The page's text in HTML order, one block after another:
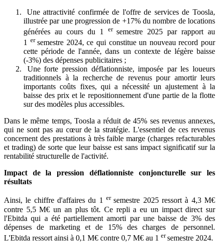
Une attractivité confirmée de l'offre de services de Toosla,
illustrée par une progression de +17% du nombre de locations
générées au cours du 1 er semestre 2025 par rapport au
1 ersemestre 2024, ce qui constitue un nouveau record pour
cette période de l'année, dans un contexte de légère baisse
(-3%) des dépenses publicitaires ;
Une forte pression déflationniste, imposée par les loueurs
traditionnels à la recherche de revenus pour amortir leurs
importants coûts fixes, qui a nécessité un ajustement à la
baisse des prix et le repositionnement d'une partie de la flotte
sur des modèles plus accessibles.
Dans le même temps, Toosla a réduit de 45% ses revenus annexes,
qui ne sont pas au cœur de la stratégie. L'essentiel de ces revenus
concernent des prestations à très faible marge (charges refacturables
et trading) de sorte que leur baisse est sans impact significatif sur la
rentabilité structurelle de l'activité.
Impact de la pression déflationniste conjoncturelle sur les
résultats
Ainsi, le chiffre d'affaires du 1 ersemestre 2025 ressort à 4,3 M€
contre 5,5 M€ un an plus tôt. Ce repli a eu un impact direct sur
l'Ebitda qui a été partiellement amorti par une baisse de 3% des
dépenses de marketing et de 15% des charges de personnel.
L'Ebitda ressort ainsi à 0,1 M€ contre 0,7 M€ au 1 ersemestre 2024.